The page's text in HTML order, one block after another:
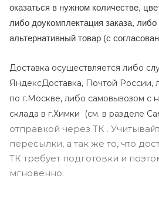
оказаться в нужном количестве,
либо доукомплектация заказа,
альтернативный товар (с
Доставка осуществляется либо
ЯндексДоставка, Почтой
по г.Москве, либо самовывозом с
склада в г.Химки (см. в разделе
отправкой через ТК .
пересылки, а так же то, что
ТК требует подготовки и
мгновенно.